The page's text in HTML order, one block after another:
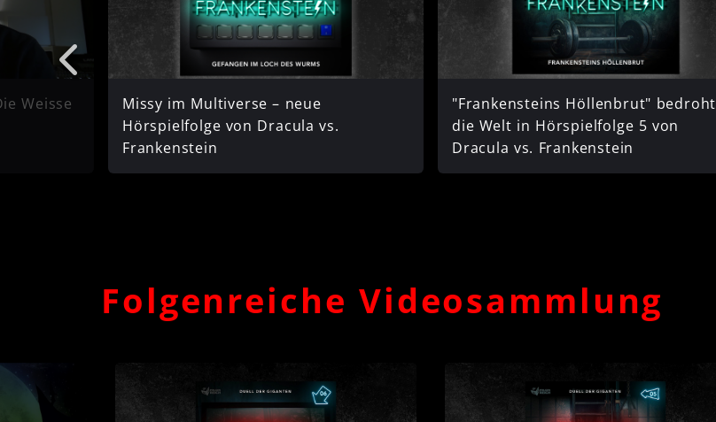
Weisse
Missy im Multiverse – neue
Hörspielfolge von Dracula vs.
Frankenstein
"Frankensteins Höllenbrut" bedroht
die Welt in Hörspielfolge 5 von
Dracula vs. Frankenstein
Folgenreiche Videosammlung